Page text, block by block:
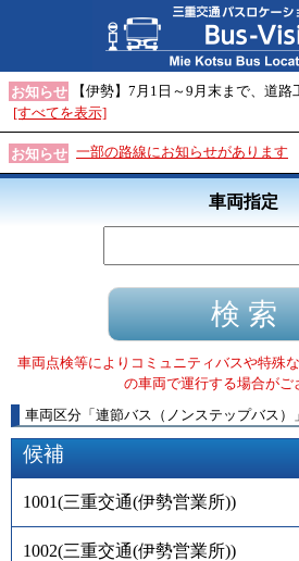
お知らせ
【伊勢】7月1日～9月末まで、道
[すべてを表示]
お知らせ 一部の路線にお知らせがあります
車両指定
車両点検等によりコミュニティバスや特殊
の車両で運行する場合がご
車両区分 「 連節バス（ノンステップバス） 」
候補
1001(三重交通(伊勢営業所))
1002(三重交通(伊勢営業所))